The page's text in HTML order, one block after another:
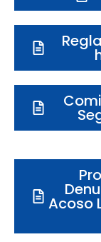
Acoso